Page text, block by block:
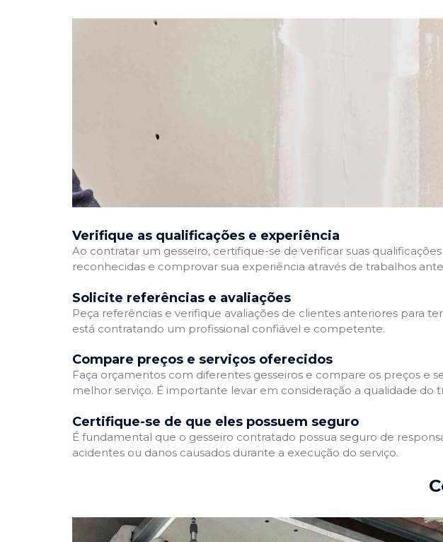
Verifique as qualificações e experiência
Ao contratar um gesseiro, certifique-se de verificar suas
reconhecidas e comprovar sua experiência através de trabalhos
Solicite referências e avaliações
Peça referências e verifique avaliações de clientes anteriores para
está contratando um profissional confiável e competente.
Compare preços e serviços oferecidos
Faça orçamentos com diferentes gesseiros e compare os preços e
melhor serviço. É importante levar em consideração a qualidade do
Certifique-se de que eles possuem seguro
É fundamental que o gesseiro contratado possua seguro de
acidentes ou danos causados durante a execução do serviço.